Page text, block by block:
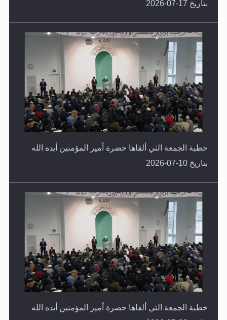
خطبة الجمعة التي ألقاها حضرة أمير المؤمنين أيده الله
خطبة الجمعة التي ألقاها حضرة أمير المؤمنين أيده الله